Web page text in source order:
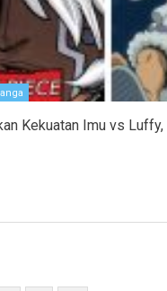
Kekuatan Imu vs Luffy,